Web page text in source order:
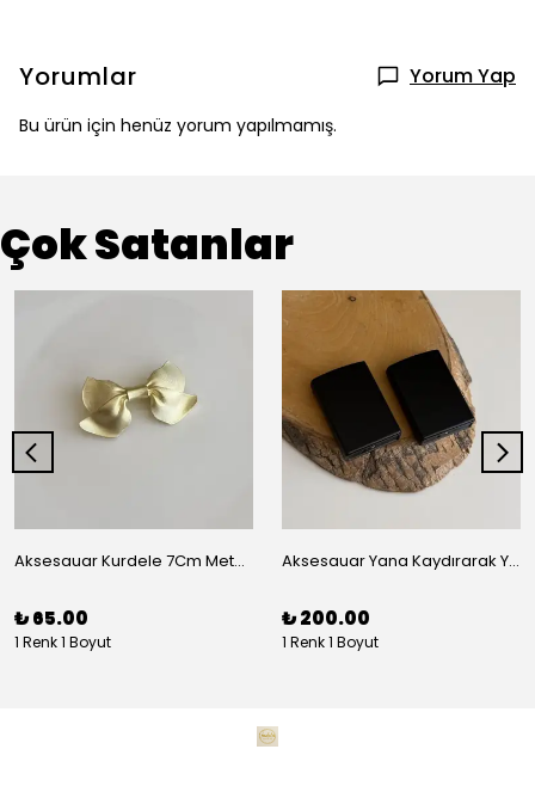
Yorumlar Yorum Yap
Bu ürün için henüz yorum yapılmamış.
Çok Satanlar
Aksesauar Kurdele 7Cm Metal Pens Toka
₺ 65.00
1 Renk 1 Boyut
Aksesauar Yana Kaydırarak Yanmalı Kum Siyah Çakmak
₺ 200.00
1 Renk 1 Boyut